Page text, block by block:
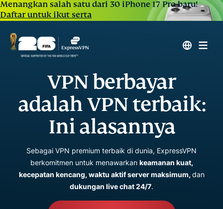
Menangkan salah satu dari 30 iPhone 17 Pro baru!
Daftar untuk ikut serta
VPN berbayar
adalah VPN terbaik:
Ini alasannya
Sebagai VPN premium terbaik di dunia, ExpressVPN
berkomitmen untuk menawarkan keamanan kuat,
kecepatan kencang, waktu aktif server maksimum, dan
dukungan live chat 24/7.